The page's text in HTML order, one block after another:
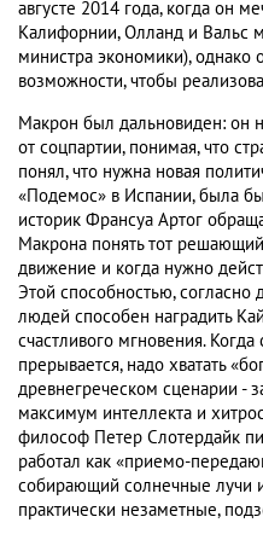
августе 2014 года, когда он
Калифорнии, Олланд и Вальс
министра экономики), однако
возможности, чтобы
Макрон был дальновиден: он
от соцпартии, понимая, что
понял, что нужна новая
«Подемос» в Испании, была
историк Франсуа Артог
Макрона понять тот
движение и когда нужно
Этой способностью, согласно
людей способен наградить
счастливого мгновения.
прерывается, надо хватать
древнегреческом сценарии -
максимум интеллекта и
философ Петер Слотердайк
работал как «приемо-
собирающий солнечные
практически незаметные,